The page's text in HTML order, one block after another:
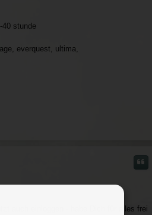
stunde
everquest, ultima,
auch einloggen - habe Dich für alles frei